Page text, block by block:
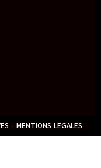
- MENTIONS LEGALES